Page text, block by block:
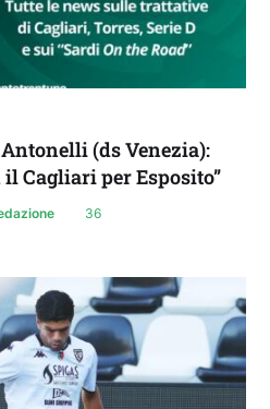
(ds Venezia):
Cagliari per Esposito”
36